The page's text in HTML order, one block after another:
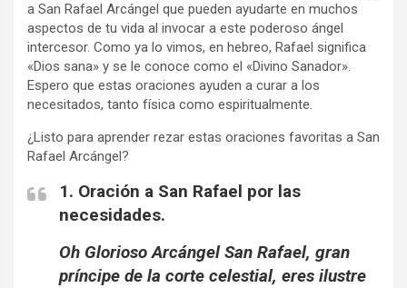
a San Rafael Arcángel que pueden ayudarte en muchos
aspectos de tu vida al invocar a este poderoso ángel
intercesor. Como ya lo vimos, en hebreo, Rafael significa
«Dios sana» y se le conoce como el «Divino Sanador».
Espero que estas oraciones ayuden a curar a los
necesitados, tanto física como espiritualmente.
¿Listo para aprender rezar estas oraciones favoritas a San
Rafael Arcángel?
1. Oración a San Rafael por las
necesidades.
Oh Glorioso Arcángel San Rafael, gran
príncipe de la corte celestial, eres ilustre